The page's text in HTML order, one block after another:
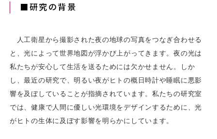
■研究の背景
人工衛星から撮影された夜の地球の写真をつなぎ合わせる
と、光によって世界地図が浮かび上がってきます。夜の光は
私たちが安心して生活を送るためには欠かせません。しか
し、最近の研究で、明るい夜がヒトの概日時計や睡眠に悪影
響を及ぼしていることが指摘されています。私たちの研究室
では、健康で人間に優しい光環境をデザインするために、光
がヒトの生体に及ぼす影響を明らかにしています。